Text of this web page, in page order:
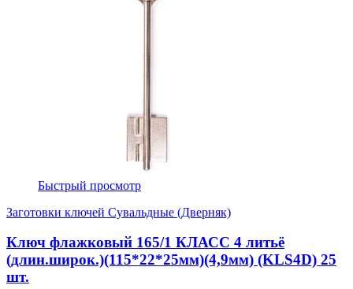
Быстрый просмотр
Заготовки ключей Сувальдные (Дверняк)
Ключ флажковый 165/1 КЛАСС 4 литьё
(длин.широк.)(115*22*25мм)(4,9мм) (KLS4D) 25
шт.